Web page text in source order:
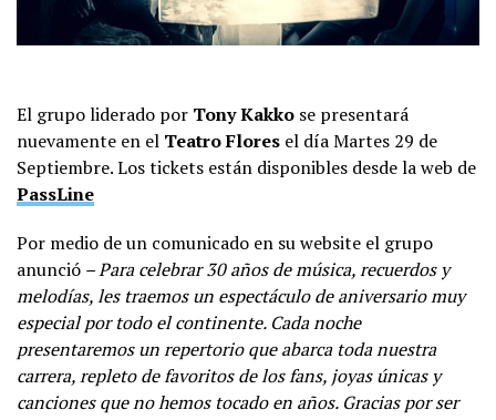
El grupo liderado por Tony Kakko se presentará
nuevamente en el Teatro Flores el día Martes 29 de
Septiembre. Los tickets están disponibles desde la web de
PassLine
Por medio de un comunicado en su website el grupo
anunció – Para celebrar 30 años de música, recuerdos y
melodías, les traemos un espectáculo de aniversario muy
especial por todo el continente. Cada noche
presentaremos un repertorio que abarca toda nuestra
carrera, repleto de favoritos de los fans, joyas únicas y
canciones que no hemos tocado en años. Gracias por ser